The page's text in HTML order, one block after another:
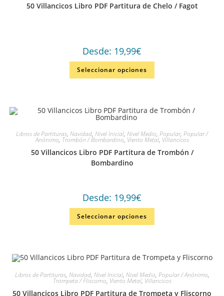
50 Villancicos Libro PDF Partitura de Chelo / Fagot
Desde: 19,99€
Seleccionar opciones
Libros de Partituras, Navidad, Nivel Inicial, Nivel Medio, Popular, Popular /
Anónimo, Trombón / Bombardino, Viento Metal, Villancicos
50 Villancicos Libro PDF Partitura de Trombón /
Bombardino
Desde: 19,99€
Seleccionar opciones
Libros de Partituras, Navidad, Nivel Inicial, Nivel Medio, Popular / Anónimo,
Trompeta / Fliscorno, Viento Metal, Villancicos
50 Villancicos Libro PDF Partitura de Trompeta y Fliscorno